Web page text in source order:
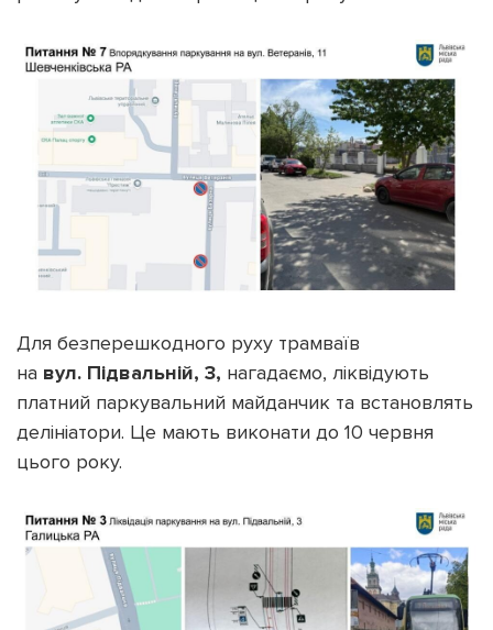
Для безперешкодного руху трамваїв
на вул. Підвальній, 3, нагадаємо, ліквідують
платний паркувальний майданчик та встановлять
делініатори. Це мають виконати до 10 червня
цього року.